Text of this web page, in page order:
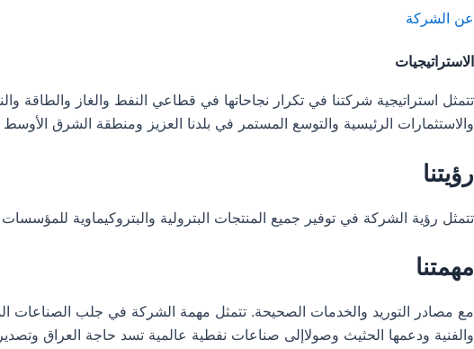
عن الشركة
الاستراتيجيات
تتمثل استراتيجية شركتنا في تكرار نجاحاتها في قطاعي النفط والغاز والطاقة
والاستثمارات الرئيسية والتوسع المستمر في بلدنا العزيز ومنطقة الشرق الأوسط
رؤيتنا
تتمثل رؤية الشركة في توفير جميع المنتجات البترولية والبتروكيماوية
مهمتنا
مع مصادر التوريد والخدمات الصحيحة. تتمثل مهمة الشركة في جلب الصناعات
والفنية ودعمها الحثيث وصولاإلى صناعات نفطية عالمية تسد حاجة العراق